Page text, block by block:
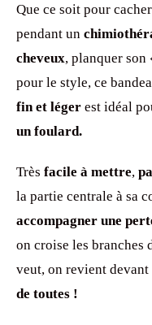
Que ce soit pour
pendant un
cheveux, planquer son
pour le style, ce
fin et léger est idéal
un foulard.
Très facile à mettre,
la partie centrale à sa
accompagner une
on croise les branches
veut, on revient
de toutes !